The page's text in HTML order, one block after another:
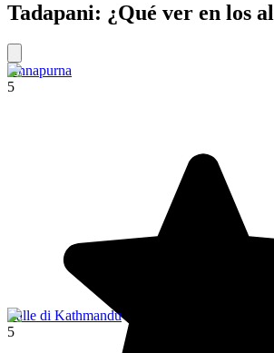
Tadapani: ¿Qué ver en los
Annapurna
5
Valle di Kathmandu
5